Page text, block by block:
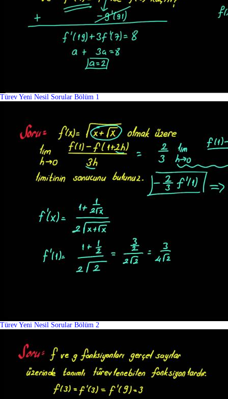
Türev Yeni Nesil Sorular Bölüm 1
Türev Yeni Nesil Sorular Bölüm 2